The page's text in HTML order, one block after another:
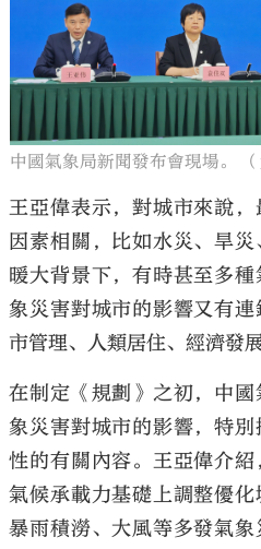
中國氣象局新聞發布會現場。
王亞偉表示，對城市來說
因素相關，比如水災、旱
暖大背景下，有時甚至多
象災害對城市的影響又有
市管理、人類居住、經濟發
在制定《規劃》之初，中
象災害對城市的影響，特
性的有關內容。王亞偉介
氣候承載力基礎上調整優
暴雨積澇、大風等多發氣